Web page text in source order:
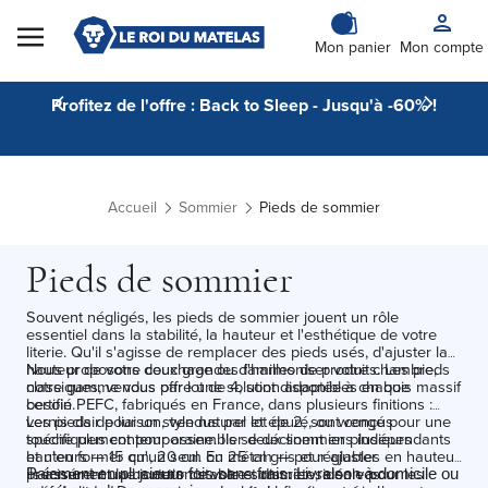
Skip to Content
Mon panier Mon compte
Profitez de l'offre : Back to Sleep - Jusqu'à -60% !
Accueil Sommier Pieds de sommier
Pieds de sommier
Souvent négligés, les pieds de sommier jouent un rôle
essentiel dans la stabilité, la hauteur et l'esthétique de votre
literie. Qu'il s'agisse de remplacer des pieds usés, d'ajuster la
hauteur de votre couchage ou d'harmoniser votre chambre,
notre gamme vous offre une solution adaptée à chaque
besoin.
Nous proposons deux grandes familles de produits. Les pieds
classiques, vendus par lot de 4, sont disponibles en bois massif
certifié PEFC, fabriqués en France, dans plusieurs finitions :
vernis clair pour un style naturel et épuré, ou wengé pour une
touche plus contemporaine. Ils se déclinent en plusieurs
hauteurs — 15 cm, 20 cm ou 25 cm — pour ajuster
précisément la hauteur de votre sommier selon vos
Les pieds de liaison, vendus par lot de 2, sont conçus
spécifiquement pour assembler deux sommiers indépendants
et n'en former qu'un seul. En métal gris et réglables en hauteur,
ils assurent une jonction stable et discrète, idéale pour les
Paiement en plusieurs fois sans frais. Livraison à domicile ou